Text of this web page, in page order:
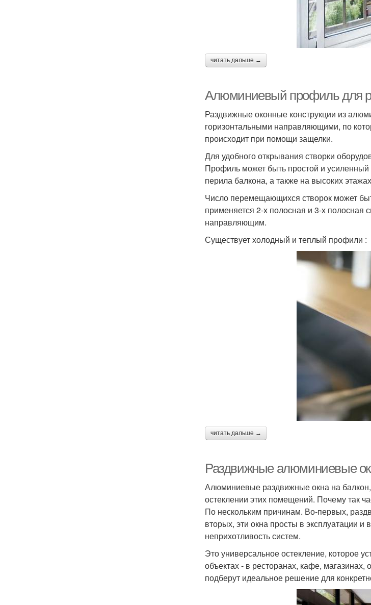
читать дальше →
Алюминиевый профиль для
Раздвижные оконные конструкции из
горизонтальными направляющими, по
происходит при помощи защелки.
Для удобного открывания створки
Профиль может быть простой и
перила балкона, а также на высоких
Число перемещающихся створок может
применяется 2-х полосная и 3-х
направляющим.
Существует холодный и теплый профили :
читать дальше →
Раздвижные алюминиевые
Алюминиевые раздвижные окна на
остеклении этих помещений. Почему так
По нескольким причинам. Во-первых,
вторых, эти окна просты в эксплуатации и
неприхотливость систем.
Это универсальное остекление, которое
объектах - в ресторанах, кафе,
подберут идеальное решение для